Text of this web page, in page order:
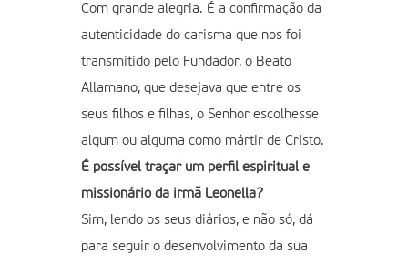
Com grande alegria. É a confirmação da
autenticidade do carisma que nos foi
transmitido pelo Fundador, o Beato
Allamano, que desejava que entre os
seus filhos e filhas, o Senhor escolhesse
algum ou alguma como mártir de Cristo.
É possível traçar um perfil espiritual e
missionário da irmã Leonella?
Sim, lendo os seus diários, e não só, dá
para seguir o desenvolvimento da sua